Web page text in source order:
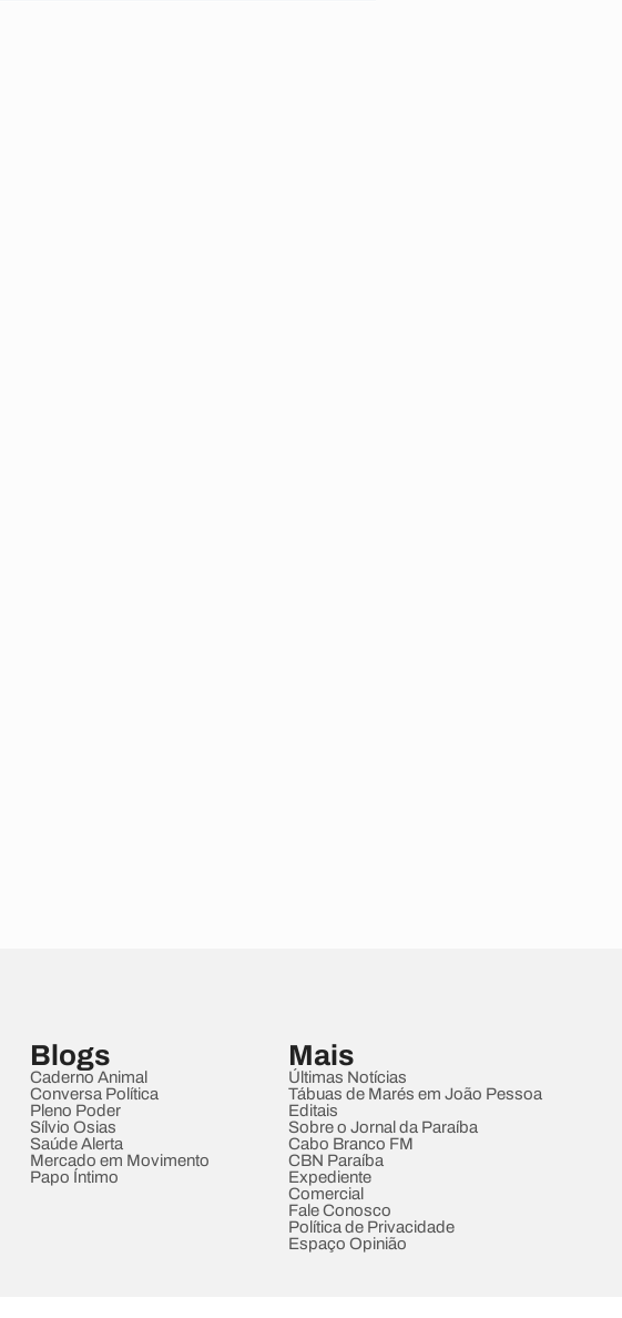
Blogs
Caderno Animal
Conversa Política
Pleno Poder
Sílvio Osias
Saúde Alerta
Mercado em Movimento
Papo Íntimo
Mais
Últimas Notícias
Tábuas de Marés em João Pessoa
Editais
Sobre o Jornal da Paraíba
Cabo Branco FM
CBN Paraíba
Expediente
Comercial
Fale Conosco
Política de Privacidade
Espaço Opinião